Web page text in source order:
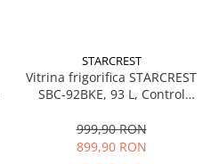
STARCREST
Vitrina frigorifica STARCREST
SBC-92BKE, 93 L, Control
83.2 cm, Negru
999,90 RON
899,90 RON